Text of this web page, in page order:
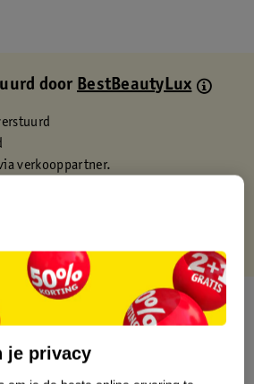
doorBestBeautyLux
verkooppartner.
je privacy